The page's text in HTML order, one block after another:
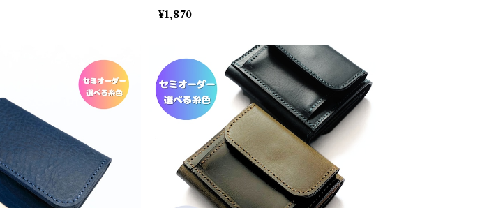
ャーム
¥1,870